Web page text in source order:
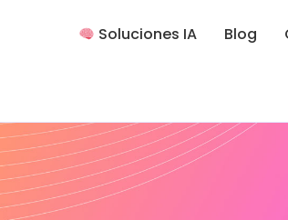
Soluciones IA Blog